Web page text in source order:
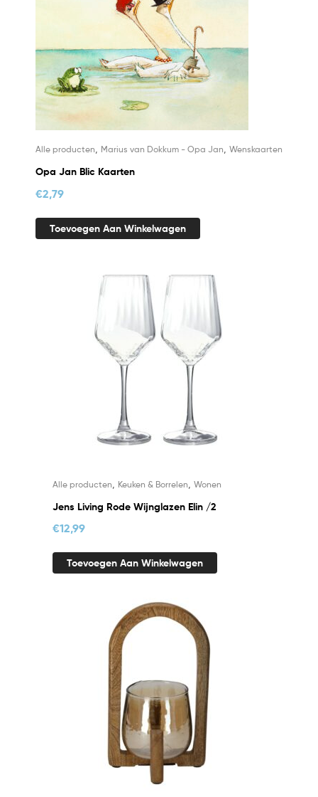
Alle producten, Marius van Dokkum - Opa Jan, Wenskaarten
Opa Jan Blic Kaarten
€2,79
Toevoegen Aan Winkelwagen
Alle producten Keuken & Borrelen Wonen
Jens Living Rode Wijnglazen Elin /2
€12,99
Toevoegen Aan Winkelwagen